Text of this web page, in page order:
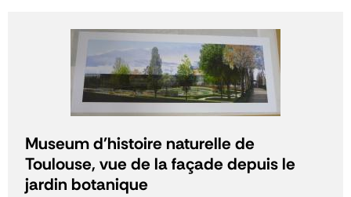
Museum d'histoire naturelle de
Toulouse, vue de la façade depuis le
jardin botanique